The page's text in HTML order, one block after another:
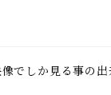
でしか見る事の